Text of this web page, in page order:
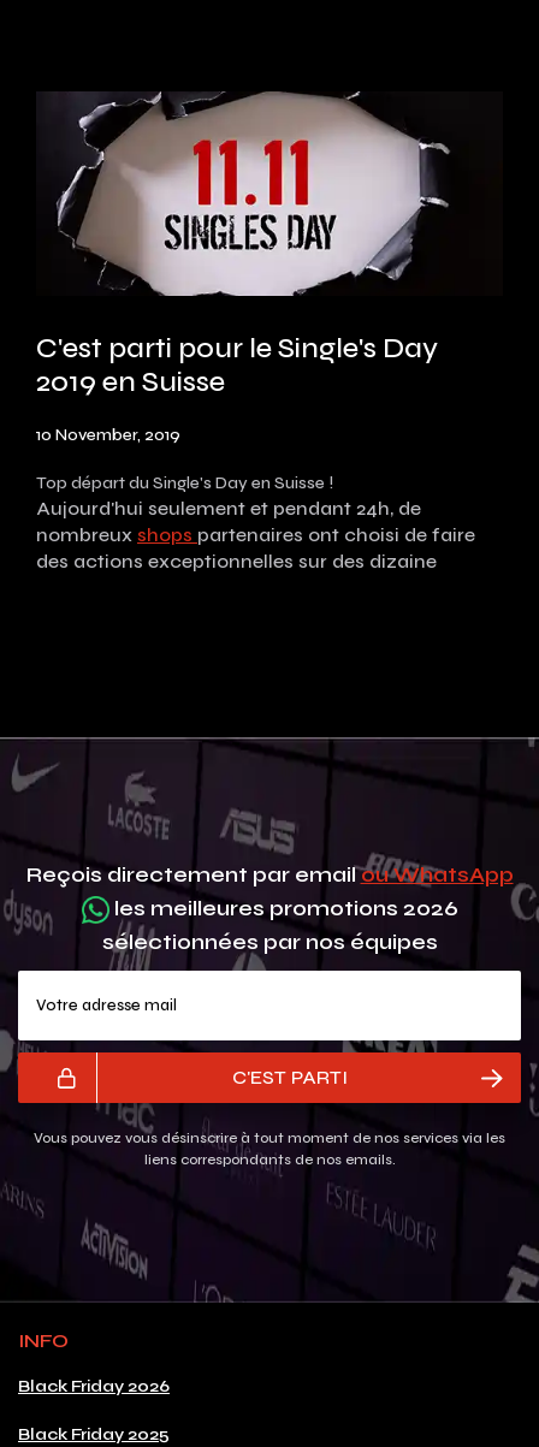
C'est parti pour le Single's Day
2019 en Suisse
10 November, 2019
Top départ du Single's Day en Suisse !
Aujourd'hui seulement et pendant 24h, de
nombreux shops partenaires ont choisi de faire
des actions exceptionnelles sur des dizaine
Reçois directement par emailou WhatsApp
les meilleures promotions 2026
sélectionnées par nos équipes
C'EST PARTI
Vous pouvez vous désinscrire à tout moment de nos services via les
liens correspondants de nos emails.
INFO
Black Friday 2026
Black Friday 2025